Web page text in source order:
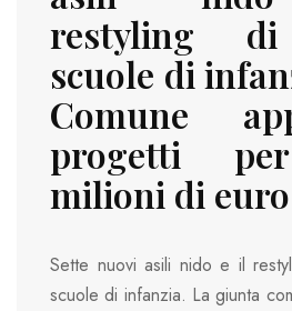
restyling
scuole di
Comune
progetti
milioni di euro
Sette nuovi asili nido e il
scuole di infanzia. La giunta